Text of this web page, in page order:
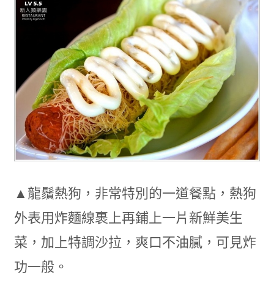
▲龍鬚熱狗，非常特別的一道餐點，熱狗
外表用炸麵線裹上再鋪上一片新鮮美生
菜，加上特調沙拉，爽口不油膩，可見炸
功一般。